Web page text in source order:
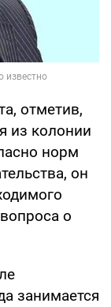
отметив,
из колонии
норм
он
о
занимается